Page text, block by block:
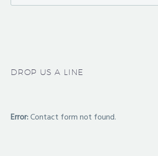
DROP US A LINE
Error:Contact form not found.